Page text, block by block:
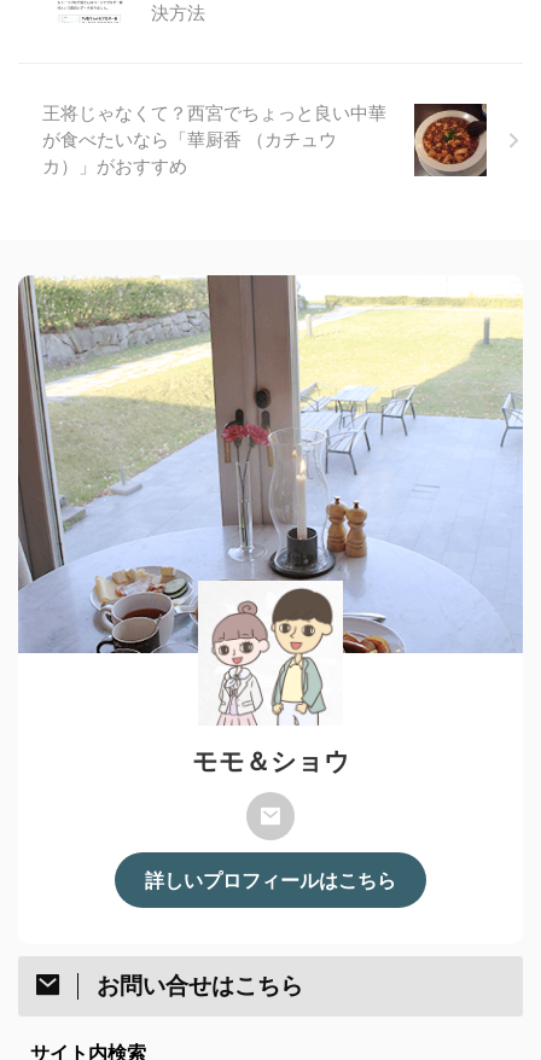
決方法
王将じゃなくて？西宮でちょっと良い中華
が食べたいなら「華厨香 （カチュウ
カ）」がおすすめ
モモ＆ショウ
詳しいプロフィールはこちら
お問い合せはこちら
サイト内検索